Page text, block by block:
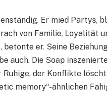
Er mied Partys,
von Familie, Loyalität
betonte er. Seine
auch. Die Soap
der Konflikte
memory“-ähnlichen